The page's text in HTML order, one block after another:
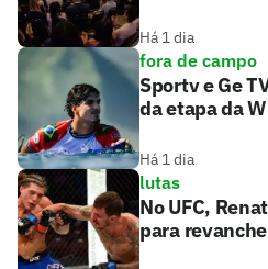
Há 1 dia
fora de campo
Sportv e Ge
da etapa da
Há 1 dia
lutas
No UFC,
para